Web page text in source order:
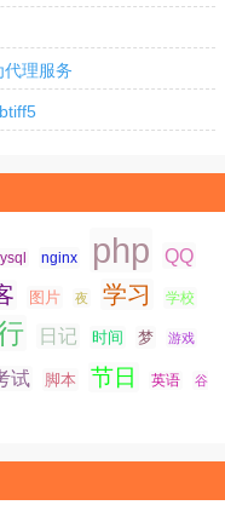
理服务
nginx php QQ
图片 夜 学习 学校
日记 时间 梦 游戏
试 脚本 节日 英语 谷